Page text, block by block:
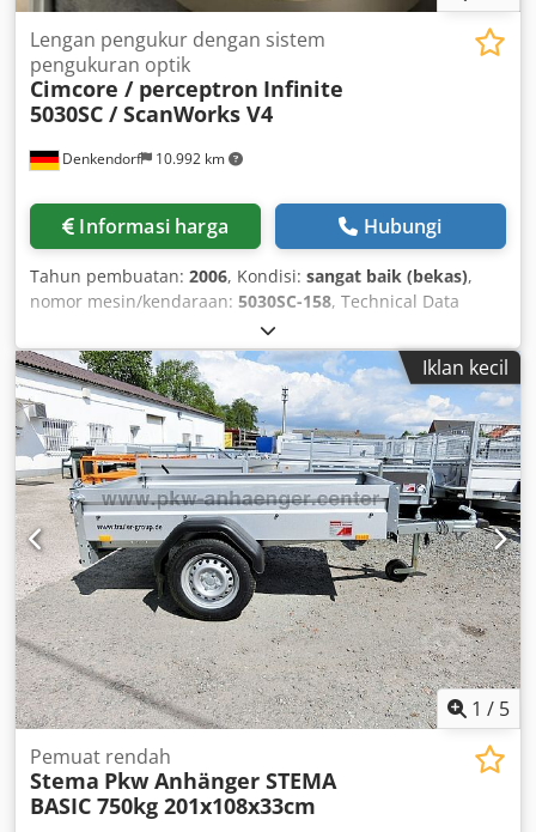
Denkendorf 10.992 km
Lengan pengukur dengan sistem
pengukuran optik
Cimcore / perceptron Infinite
5030SC / ScanWorks V4
Informasi harga Hubungi
Tahun pembuatan: 2006, Kondisi: sangat baik (bekas),
nomor mesin/kendaraan: 5030SC-158, Technical Data
Csdpfoim H R Dsx Aigjrf Manufacturer: Cimcore Model:
Infinite 5030 SC Year of manufacture: 2006 Certificate date:
05/05/2014 Serial number: 5030SC-158 Optical sensor:
Perceptron ScanWorks V4 Further data available on
request. The machine can be upgraded with new
accessories according to customer requirements. Price: on
request! Installation and commissioning available! We are
happy to provide you with a detailed quotation! Note: Our
offer is intended exclusively for professional customers!
(Specifications, information and prices subject to change
and prior sale!)
Iklan kecil
1 / 5
Pemuat rendah
Stema Pkw Anhänger STEMA
BASIC 750kg 201x108x33cm